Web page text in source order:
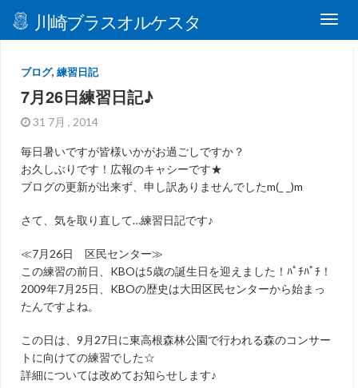
川崎ブラスオルケスタ
ブログ, 練習日記
7月26日練習日記♪
31 7月 , 2014
毎日暑いですが皆様いかがお過ごしですか？
お久しぶりです！広報のキャシーです★
ブログの更新が出来ず、申し訳ありませんでしたm(_ _)m
さて、気を取り直して…練習日記です♪
≪7月26日 区民センター≫
この練習の前日、KBOは5歳の誕生日を迎えました！ﾊﾟﾁﾊﾟﾁ！
2009年7月25日、KBOの歴史は大田区民センターから始まっ
たんですよね。
この日は、9月27日に東高根森林公園で行われる森のコンサー
トに向けての練習でした☆
詳細については改めてお知らせします♪